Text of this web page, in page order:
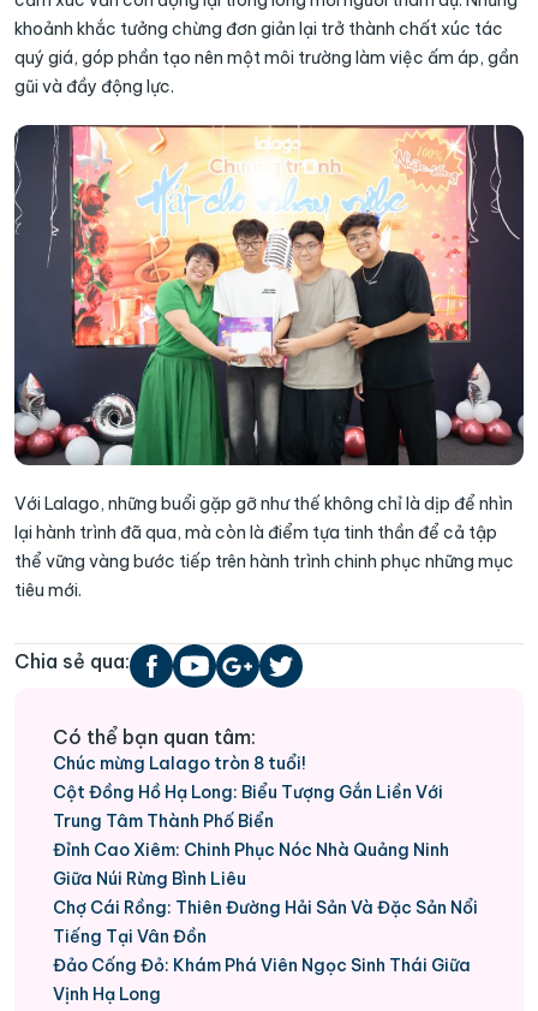
khoảnh khắc tưởng chừng đơn giản lại trở thành chất xúc tác
quý giá, góp phần tạo nên một môi trường làm việc ấm áp, gần
gũi và đầy động lực.
Với Lalago, những buổi gặp gỡ như thế không chỉ là dịp để nhìn
lại hành trình đã qua, mà còn là điểm tựa tinh thần để cả tập
thể vững vàng bước tiếp trên hành trình chinh phục những mục
tiêu mới.
Chia sẻ qua:
Có thể bạn quan tâm:
Chúc mừng Lalago tròn 8 tuổi!
Cột Đồng Hồ Hạ Long: Biểu Tượng Gắn Liền Với
Trung Tâm Thành Phố Biển
Đỉnh Cao Xiêm: Chinh Phục Nóc Nhà Quảng Ninh
Giữa Núi Rừng Bình Liêu
Chợ Cái Rồng: Thiên Đường Hải Sản Và Đặc Sản Nổi
Tiếng Tại Vân Đồn
Đảo Cống Đỏ: Khám Phá Viên Ngọc Sinh Thái Giữa
Vịnh Hạ Long